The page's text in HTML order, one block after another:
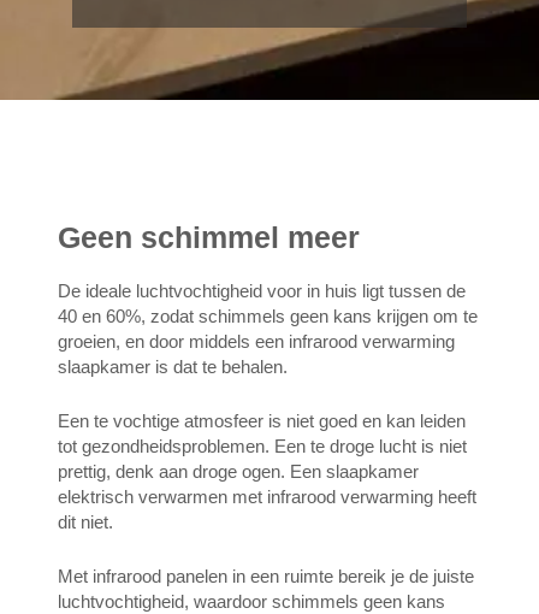
Geen schimmel meer
De ideale luchtvochtigheid voor in huis ligt tussen de
40 en 60%, zodat schimmels geen kans krijgen om te
groeien, en door middels een infrarood verwarming
slaapkamer is dat te behalen.
Een te vochtige atmosfeer is niet goed en kan leiden
tot gezondheidsproblemen. Een te droge lucht is niet
prettig, denk aan droge ogen. Een slaapkamer
elektrisch verwarmen met infrarood verwarming heeft
dit niet.
Met infrarood panelen in een ruimte bereik je de juiste
luchtvochtigheid, waardoor schimmels geen kans